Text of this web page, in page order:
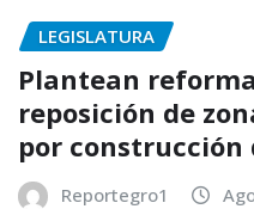
LEGISLATURA
Plantean
reposición de
por construcción
Reportegro1